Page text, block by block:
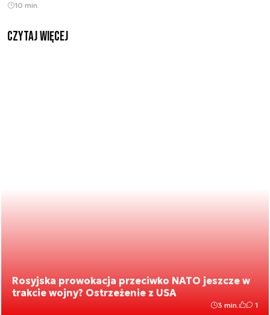
10 min.
czytaj więcej
Rosyjska prowokacja przeciwko NATO jeszcze w
trakcie wojny? Ostrzeżenie z USA
3 min. 1